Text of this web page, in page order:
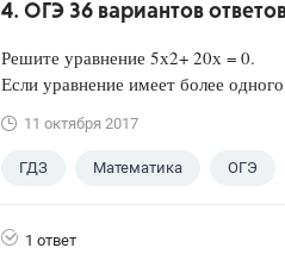
4. ОГЭ 36 вариантов
Решите уравнение 5х2+ 20х = 0.
Если уравнение имеет более
11 октября 2017
ГДЗ Математика ОГЭ
1 ответ